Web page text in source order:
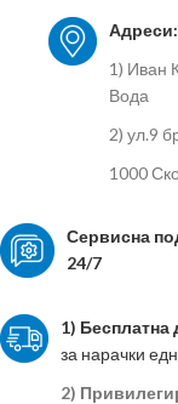
Адреси:
1) Иван
Вода
2) ул.9
1000
Сервисна
24/7
1) Бесплатна
за нарачки
2)